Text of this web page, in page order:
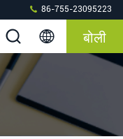
86-755-23095223
बोली